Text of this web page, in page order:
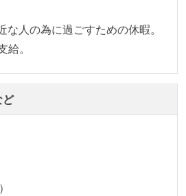
る記載事項
屋内禁煙
内禁煙（屋内に喫煙可能室設
人の為に過ごすための休暇。
。
ど